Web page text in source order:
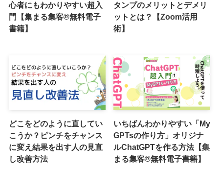
心者にもわかりやすい超入
門【集まる集客®️無料電子
書籍】
タンプのメリットとデメリ
ットとは？【Zoom活用
術】
どこをどのように直してい
こうか？ピンチをチャンス
に変え結果を出す人の見直
し改善方法
いちばんわかりやすい「My
GPTsの作り方」オリジナ
ルChatGPTを作る方法【集
まる集客®️無料電子書籍】